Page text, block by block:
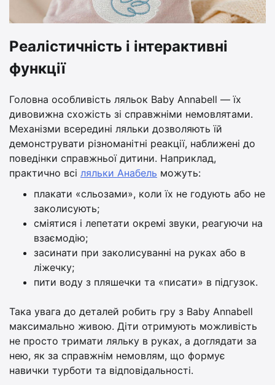
Реалістичність і інтерактивні
функції
Головна особливість ляльок Baby Annabell — їх
дивовижна схожість зі справжніми немовлятами.
Механізми всередині ляльки дозволяють їй
демонструвати різноманітні реакції, наближені до
поведінки справжньої дитини. Наприклад,
практично всі ляльки Анабель можуть:
плакати «сльозами», коли їх не годують або не
заколисують;
сміятися і лепетати окремі звуки, реагуючи на
взаємодію;
засинати при заколисуванні на руках або в
ліжечку;
пити воду з пляшечки та «писати» в підгузок.
Така увага до деталей робить гру з Baby Annabell
максимально живою. Діти отримують можливість
не просто тримати ляльку в руках, а доглядати за
нею, як за справжнім немовлям, що формує
навички турботи та відповідальності.